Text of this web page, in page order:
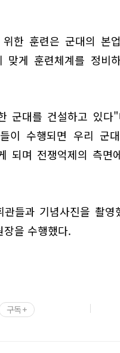
한 훈련은 군대의 본
맞게 훈련체계를 정비
군대를 건설하고 있
이 수행되면 우리 군
되며 전쟁억제의 측면
들과 기념사진을 촬
을 수행했다.
구독 +